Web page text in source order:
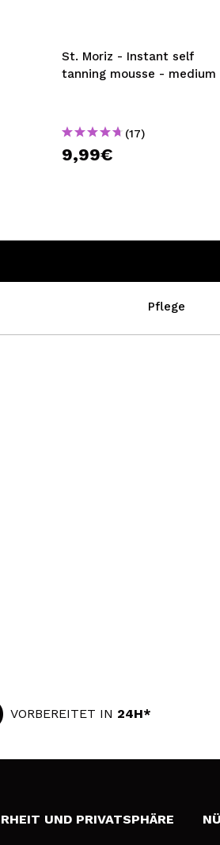
St. Moriz - Instant self
tanning mousse - medium
(17)
9,99€
Pflege
VORBEREITET IN 24H*
UND PRIVATSPHÄRE